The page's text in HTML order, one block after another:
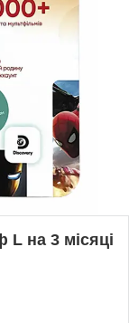
L на 3 місяці